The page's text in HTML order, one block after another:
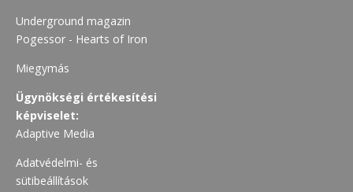
Underground magazin
Pogessor - Hearts of Iron
Miegymás
Ügynökségi értékesítési
képviselet:
Adaptive Media
Adatvédelmi- és
sütibeállítások